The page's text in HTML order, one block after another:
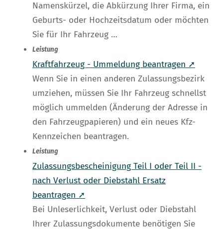
Namenskürzel, die Abkürzung Ihrer Firma, ein
Geburts- oder Hochzeitsdatum oder möchten
Sie für Ihr Fahrzeug …
Leistung
Kraftfahrzeug - Ummeldung beantragen ➚
Wenn Sie in einen anderen Zulassungsbezirk
umziehen, müssen Sie Ihr Fahrzeug schnellst
möglich ummelden (Änderung der Adresse in
den Fahrzeugpapieren) und ein neues Kfz-
Kennzeichen beantragen.
Leistung
Zulassungsbescheinigung Teil I oder Teil II -
nach Verlust oder Diebstahl Ersatz
beantragen ➚
Bei Unleserlichkeit, Verlust oder Diebstahl
Ihrer Zulassungsdokumente benötigen Sie